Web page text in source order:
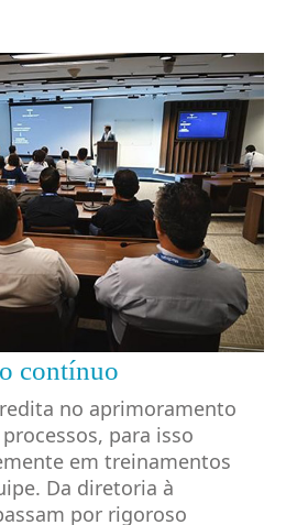
contínuo
no aprimoramento
para isso
em treinamentos
Da diretoria à
por rigoroso